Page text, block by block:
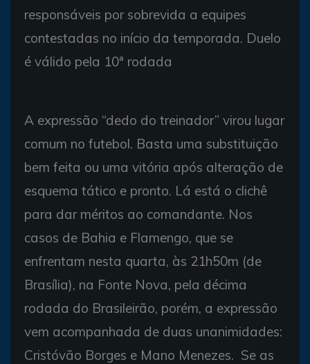
responsáveis por sobrevida a equipes
contestadas no início da temporada. Duelo
é válido pela 10ª rodada
A expressão “dedo do treinador” virou lugar
comum no futebol. Basta uma substituição
bem feita ou uma vitória após alteração de
esquema tático e pronto. Lá está o clichê
para dar méritos ao comandante. Nos
casos de Bahia e Flamengo, que se
enfrentam nesta quarta, às 21h50m (de
Brasília), na Fonte Nova, pela décima
rodada do Brasileirão, porém, a expressão
vem acompanhada de duas unanimidades:
Cristóvão Borges e Mano Menezes. Se as